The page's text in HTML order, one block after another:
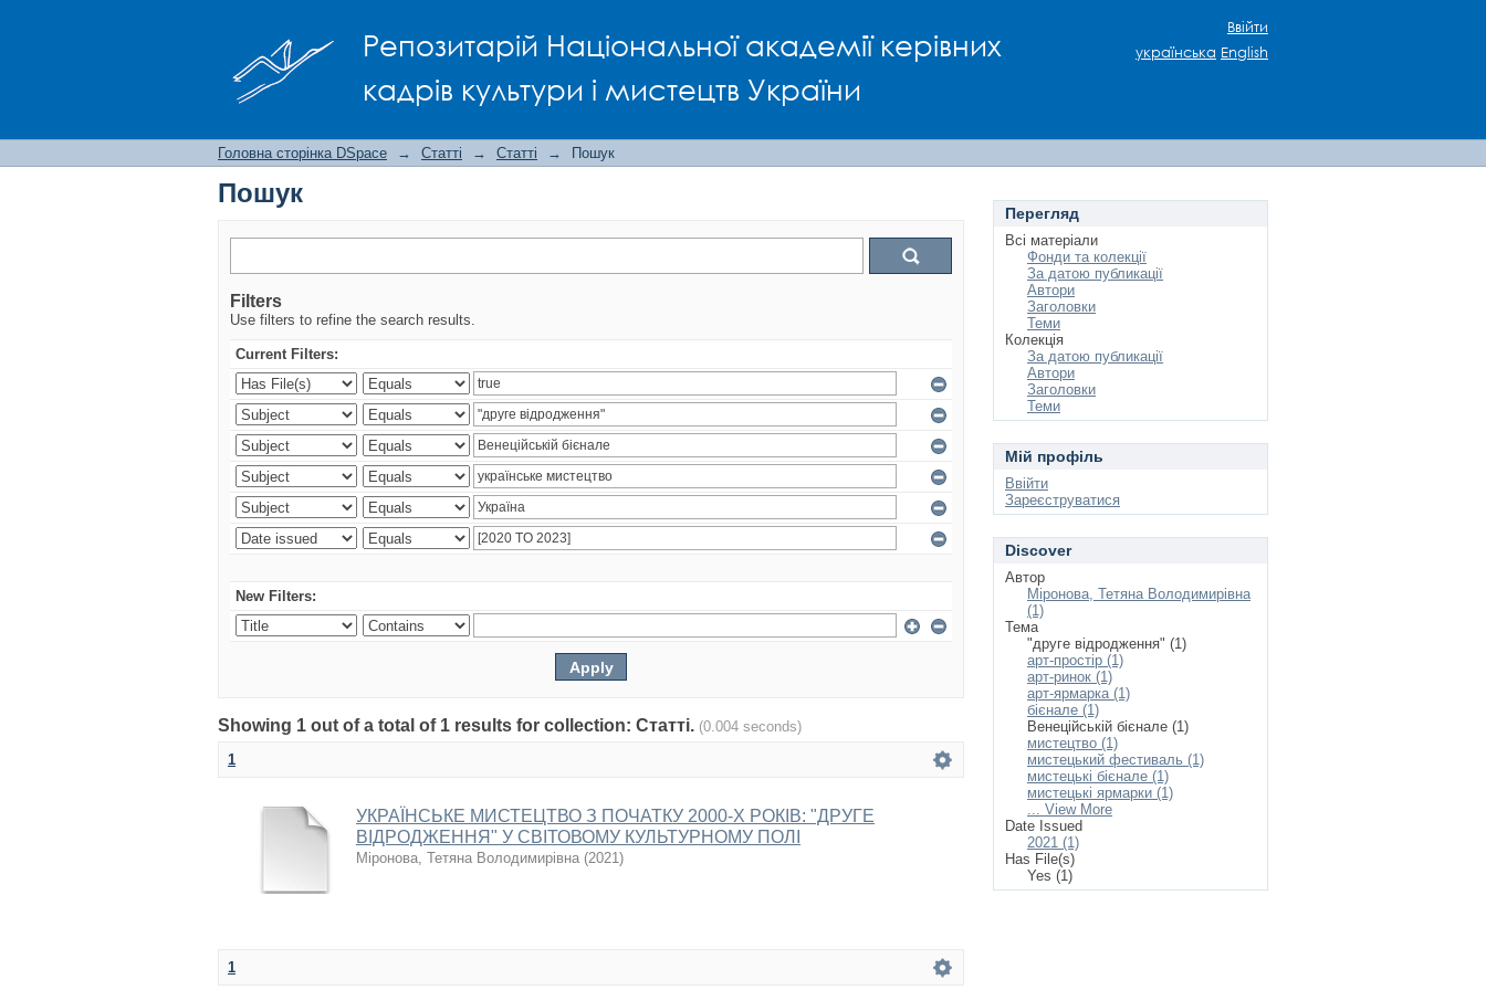
Репозитарій Національної академії керівних
кадрів культури і мистецтв України
Ввійти
українська English
Головна сторінка DSpace → Статті → Статті → Пошук
Пошук
Filters
Use filters to refine the search results.
Current Filters:
New Filters:
Showing 1 out of a total of 1 results for collection: Статті. (0.004 seconds)
1
УКРАЇНСЬКЕ МИСТЕЦТВО З ПОЧАТКУ 2000-Х РОКІВ: "ДРУГЕ
ВІДРОДЖЕННЯ" У СВІТОВОМУ КУЛЬТУРНОМУ ПОЛІ
Міронова, Тетяна Володимирівна (2021)
1
Перегляд
Всі матеріали
Фонди та колекції
За датою публикації
Автори
Заголовки
Теми
Колекція
За датою публикації
Автори
Заголовки
Теми
Мій профіль
Ввійти
Зареєструватися
Discover
Автор
Міронова, Тетяна Володимирівна
(1)
Тема
"друге відродження" (1)
арт-простір (1)
арт-ринок (1)
арт-ярмарка (1)
бієнале (1)
Венеційській бієнале (1)
мистецтво (1)
мистецький фестиваль (1)
мистецькі бієнале (1)
мистецькі ярмарки (1)
... View More
Date Issued
2021 (1)
Has File(s)
Yes (1)